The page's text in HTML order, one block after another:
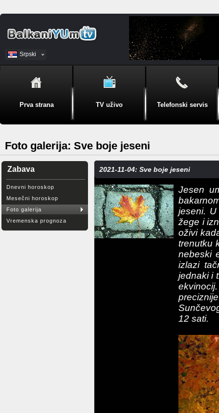
Srpski
BiH
Prva strana TV uživo Telefonski servis
Foto galerija: Sve boje jeseni
Zabava
Dnevni horoskop
Mesečni horoskop
Foto galerija
Vremenska prognoza
2021-11-04: Sve boje jeseni
Jesen
jeseni.
žege i
oživi
trenutku
nebeski
izlazi
jednaki i
12 sati.